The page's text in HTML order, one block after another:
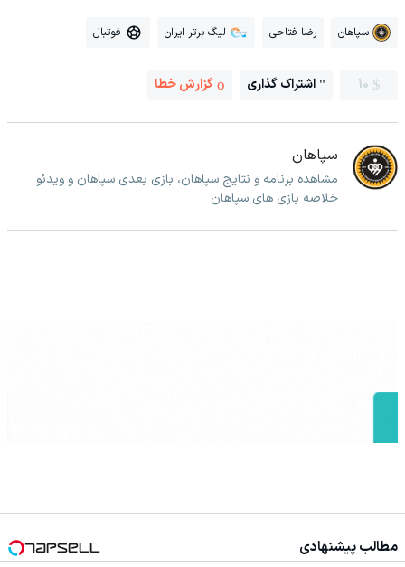
سپاهان رضا فتاحی لیگ برتر ایران فوتبال
10 اشتراک گذاری گزارش خطا
سپاهان
مشاهده برنامه و نتایج سپاهان، بازی بعدی سپاهان و ویدئو
خلاصه بازی های سپاهان
مطالب پیشنهادی